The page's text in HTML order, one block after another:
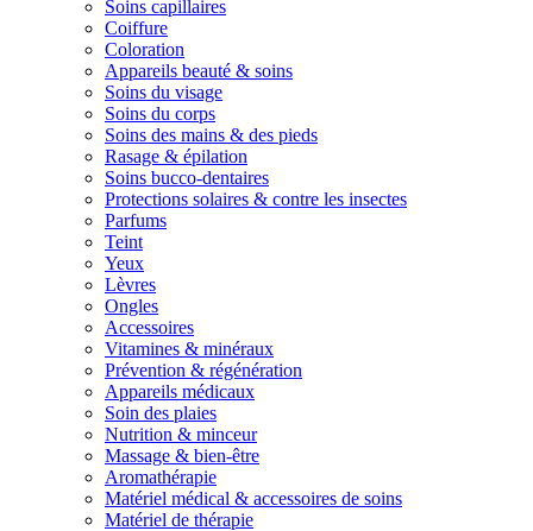
Soins capillaires
Coiffure
Coloration
Appareils beauté & soins
Soins du visage
Soins du corps
Soins des mains & des pieds
Rasage & épilation
Soins bucco-dentaires
Protections solaires & contre les insectes
Parfums
Teint
Yeux
Lèvres
Ongles
Accessoires
Vitamines & minéraux
Prévention & régénération
Appareils médicaux
Soin des plaies
Nutrition & minceur
Massage & bien-être
Aromathérapie
Matériel médical & accessoires de soins
Matériel de thérapie